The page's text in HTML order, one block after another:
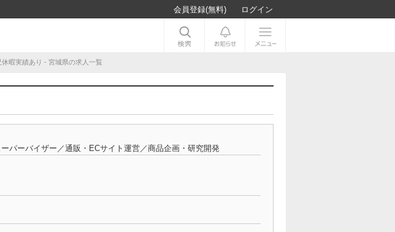
会員登録(無料) ログイン
暇実績あり - 宮城県の求人一覧
パーバイザー／通販・ECサイト運営／商品企画・研究開発